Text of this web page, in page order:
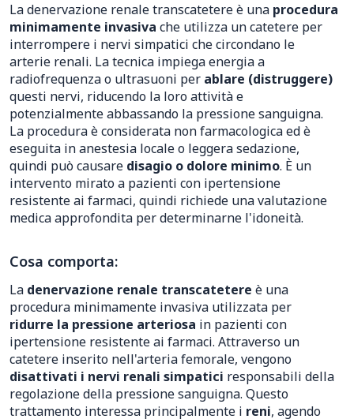
La denervazione renale transcatetere è una procedura
minimamente invasiva che utilizza un catetere per
interrompere i nervi simpatici che circondano le
arterie renali. La tecnica impiega energia a
radiofrequenza o ultrasuoni per ablare (distruggere)
questi nervi, riducendo la loro attività e
potenzialmente abbassando la pressione sanguigna.
La procedura è considerata non farmacologica ed è
eseguita in anestesia locale o leggera sedazione,
quindi può causare disagio o dolore minimo. È un
intervento mirato a pazienti con ipertensione
resistente ai farmaci, quindi richiede una valutazione
medica approfondita per determinarne l'idoneità.
Cosa comporta:
La denervazione renale transcatetere è una
procedura minimamente invasiva utilizzata per
ridurre la pressione arteriosa in pazienti con
ipertensione resistente ai farmaci. Attraverso un
catetere inserito nell'arteria femorale, vengono
disattivati i nervi renali simpatici responsabili della
regolazione della pressione sanguigna. Questo
trattamento interessa principalmente i reni, agendo